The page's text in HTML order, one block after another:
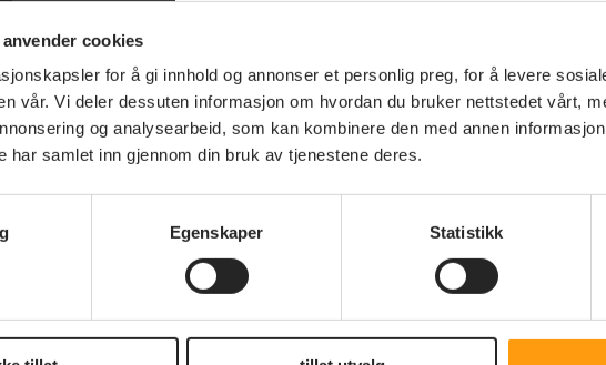
cookies
for å gi innhold og annonser et personlig preg, for å levere
vår. Vi deler dessuten informasjon om hvordan du bruker nettstedet vårt,
og analysearbeid, som kan kombinere den med annen
har samlet inn gjennom din bruk av tjenestene deres.
Egenskaper Statistikk
øker i årets oppgjør:
Alderspensjon fra folketrygden øker med 4,69
Offentlig tjenestepensjon øker med 4,69 prosent.
Uføretrygd og pensjon under opptjening øker med
prosent.
Livsvarig del av AFP fra privat sektor øker med 4,12
Privat tjenestepensjon reguleres etter egne regler.